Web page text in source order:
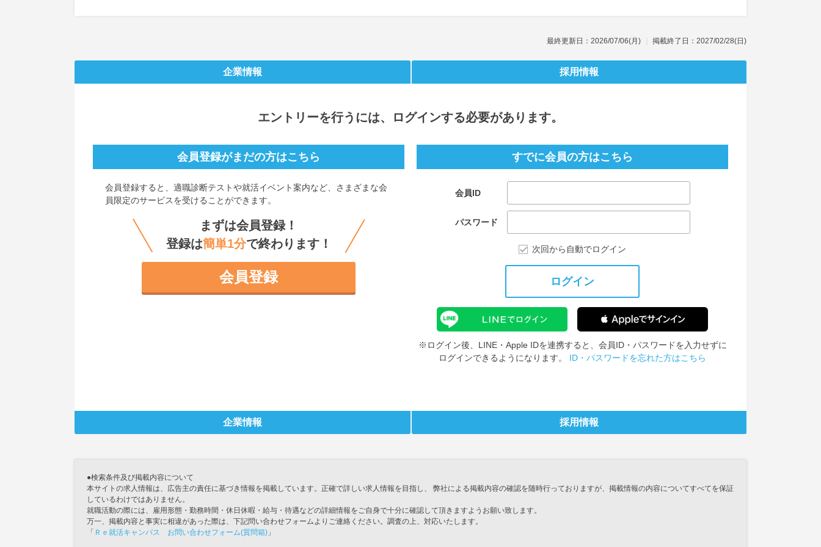
最終更新日：2026/07/06(月) 掲載終了日：2027/02/28(日)
企業情報 採用情報
エントリーを行うには、ログインする必要があります。
すでに会員の方はこちら
会員ID
パスワード
次回から自動でログイン
ログイン
※ログイン後、LINE・Apple IDを連携すると、会員ID・パスワードを入力せずに
ログインできるようになります。 ID・パスワードを忘れた方はこちら
会員登録がまだの方はこちら
会員登録すると、 適職診断テストや就活イベント案内など、さまざまな会
員限定のサービスを受けることができます。
まずは会員登録！
登録は簡単1分で終わります！
会員登録
企業情報 採用情報
●検索条件及び掲載内容について
本サイトの求人情報は、広告主の責任に基づき情報を掲載しています。正確で詳しい求人情報を目指し、 弊社による掲載内容の確認を随時行っておりますが、掲載情報の内容についてすべてを保証
しているわけではありません。
就職活動の際には、雇用形態・勤務時間・休日休暇・給与・待遇などの詳細情報をご自身で十分に確認して頂きますようお願い致します。
万一、掲載内容と事実に相違があった際は、下記問い合わせフォームよりご連絡ください。調査の上、対応いたします。
「 Ｒｅ就活キャンパス お問い合わせフォーム(質問箱) 」